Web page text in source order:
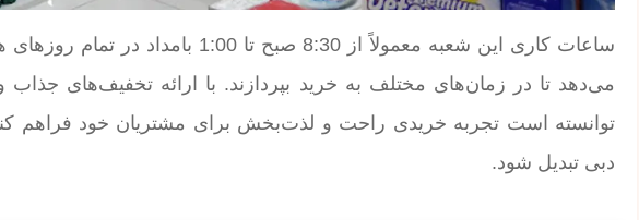
ساعات کاری این شعبه معمولاً از 8:30
توانسته است تجربه خریدی راحت و لذت‌بخش برای مشتریان خود فراهم
دبی تبدیل شود.